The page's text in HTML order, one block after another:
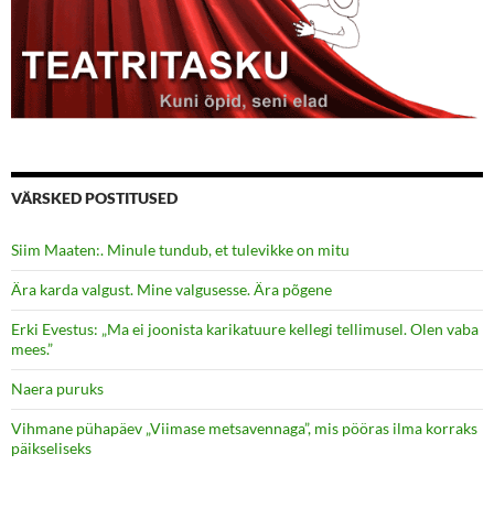
VÄRSKED POSTITUSED
Siim Maaten:. Minule tundub, et tulevikke on mitu
Ära karda valgust. Mine valgusesse. Ära põgene
Erki Evestus: „Ma ei joonista karikatuure kellegi tellimusel. Olen vaba
mees.”
Naera puruks
Vihmane pühapäev „Viimase metsavennaga”, mis pööras ilma korraks
päikseliseks